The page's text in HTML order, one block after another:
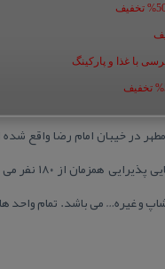
با غذا و پارکینگ
آپارتمان ۱
و غیره… می باشد. تمام واحد